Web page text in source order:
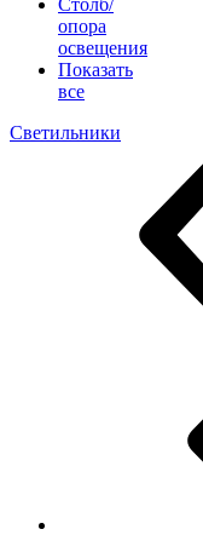
Столб/
опора
освещения
Показать
все
Светильники